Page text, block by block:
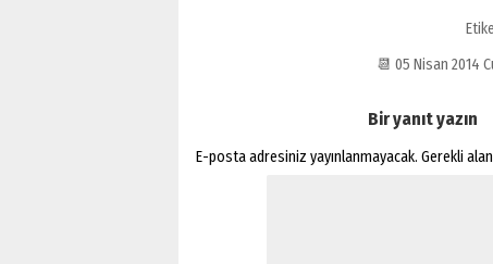
📆 05 Nisan 2014
Bir yanıt yazın
E-posta adresiniz yayınlanmayacak. Gerekli